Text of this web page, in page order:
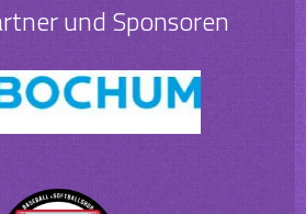
und Sponsoren